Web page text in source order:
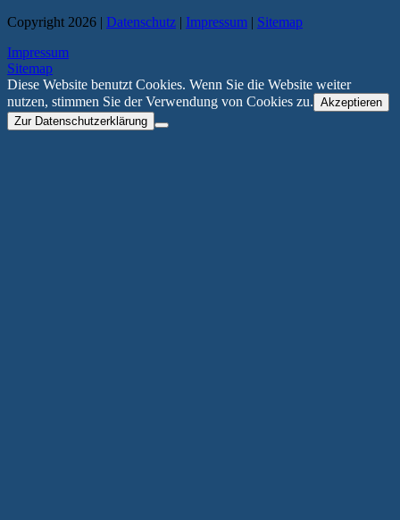
Copyright 2026 | Datenschutz | Impressum | Sitemap
Impressum
Sitemap
Diese Website benutzt Cookies. Wenn Sie die Website weiter
nutzen, stimmen Sie der Verwendung von Cookies zu. Akzeptieren
Zur Datenschutzerklärung